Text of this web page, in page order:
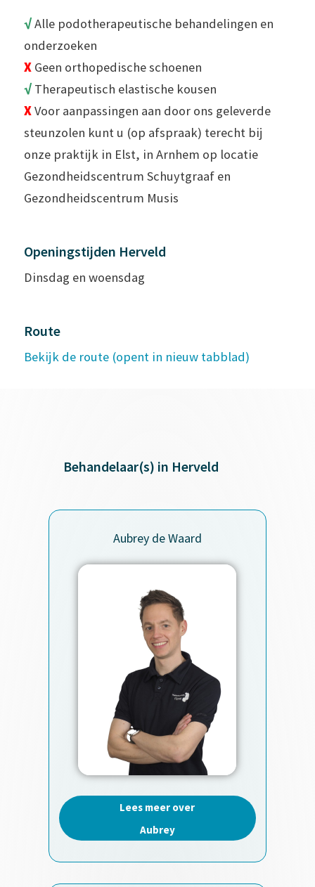
√Alle podotherapeutische behandelingen en
onderzoeken
XGeen orthopedische schoenen
√Therapeutisch elastische kousen
XVoor aanpassingen aan door ons geleverde
steunzolen kunt u (op afspraak) terecht bij
onze praktijk in Elst, in Arnhem op locatie
Gezondheidscentrum Schuytgraaf en
Gezondheidscentrum Musis
Openingstijden Herveld
Dinsdag en woensdag
Route
Bekijk de route (opent in nieuw tabblad)
Behandelaar(s) in Herveld
Aubrey de Waard
Lees meer over
Aubrey